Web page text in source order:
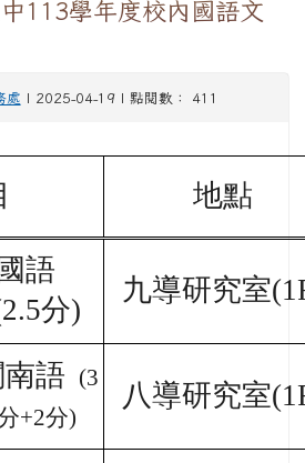
113學年度校內國語文
處 | 2025-04-19 | 點閱數： 411
地點
國語
分)
九導研究室
南語 (3
+2分)
八導研究室